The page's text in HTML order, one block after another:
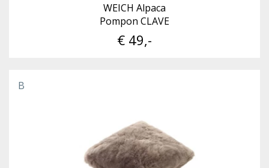
WEICH Alpaca
Pompon CLAVE
€ 49,-
B